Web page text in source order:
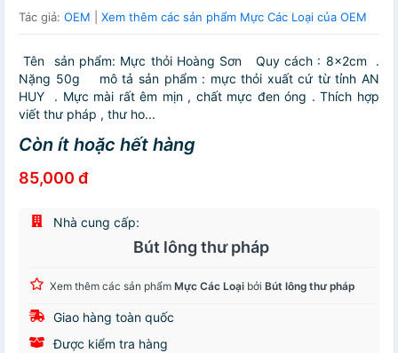
Tác giả: OEM Xem thêm các sản phẩm Mực Các Loại của OEM
️ Tên sản phẩm: Mực thỏi Hoàng Sơn ️ Quy cách : 8x2cm .
Nặng 50g ️ mô tả sản phẩm : mực thỏi xuất cứ từ tỉnh AN
HUY . Mực mài rất êm mịn , chất mực đen óng . Thích hợp
viết thư pháp , thư ho...
Còn ít hoặc hết hàng
85,000 đ
Nhà cung cấp:
Bút lông thư pháp
Xem thêm các sản phẩm Mực Các Loại bởi Bút lông thư pháp
Giao hàng toàn quốc
Được kiểm tra hàng